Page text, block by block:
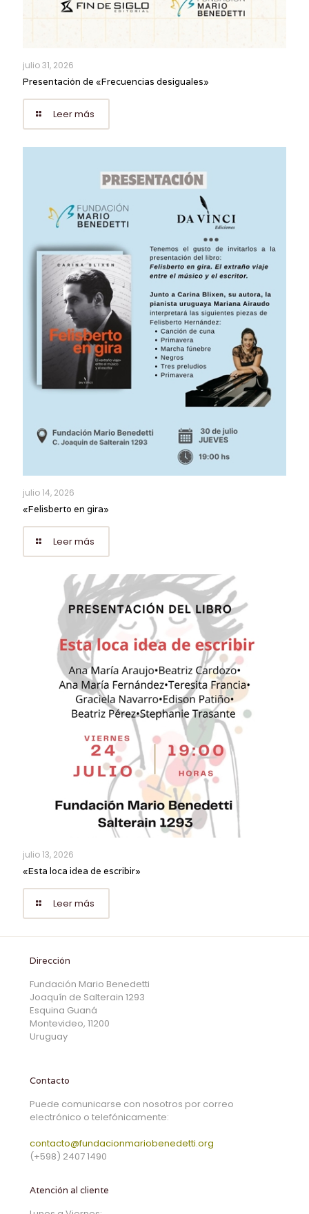
julio 31, 2026
Presentación de «Frecuencias desiguales»
Leer más
julio 14, 2026
«Felisberto en gira»
Leer más
julio 13, 2026
«Esta loca idea de escribir»
Leer más
Dirección
Fundación Mario Benedetti
Joaquín de Salterain 1293
Esquina Guaná
Montevideo, 11200
Uruguay
Contacto
Puede comunicarse con nosotros por correo
electrónico o telefónicamente:
contacto@fundacionmariobenedetti.org
(+598) 2407 1490
Atención al cliente